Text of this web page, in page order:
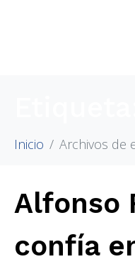
Inicio Archivos de
Alfonso
confía